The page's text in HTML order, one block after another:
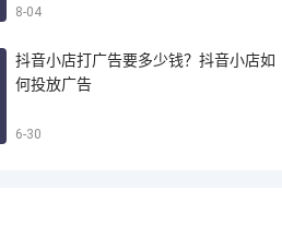
8-04
抖音小店打广告要多少钱？抖音小店如
何投放广告
6-30